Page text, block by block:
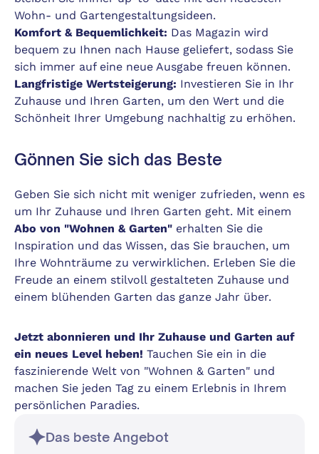
Wohn- und Gartengestaltungsideen.
Komfort & Bequemlichkeit: Das Magazin wird
bequem zu Ihnen nach Hause geliefert, sodass Sie
sich immer auf eine neue Ausgabe freuen können.
Langfristige Wertsteigerung: Investieren Sie in Ihr
Zuhause und Ihren Garten, um den Wert und die
Schönheit Ihrer Umgebung nachhaltig zu erhöhen.
Gönnen Sie sich das Beste
Geben Sie sich nicht mit weniger zufrieden, wenn es
um Ihr Zuhause und Ihren Garten geht. Mit einem
Abo von "Wohnen & Garten" erhalten Sie die
Inspiration und das Wissen, das Sie brauchen, um
Ihre Wohnträume zu verwirklichen. Erleben Sie die
Freude an einem stilvoll gestalteten Zuhause und
einem blühenden Garten das ganze Jahr über.
Jetzt abonnieren und Ihr Zuhause und Garten auf
ein neues Level heben! Tauchen Sie ein in die
faszinierende Welt von "Wohnen & Garten" und
machen Sie jeden Tag zu einem Erlebnis in Ihrem
persönlichen Paradies.
Das beste Angebot